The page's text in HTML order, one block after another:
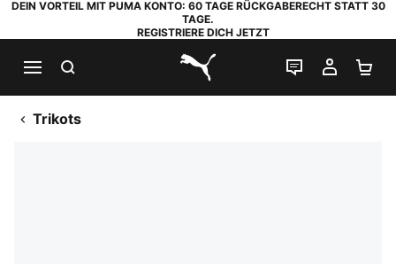
DEIN VORTEIL MIT PUMA KONTO: 60 TAGE RÜCKGABERECHT STATT 30
TAGE.
REGISTRIERE DICH JETZT
PUMA.com
LIVE-CHAT
MEIN
Trikots